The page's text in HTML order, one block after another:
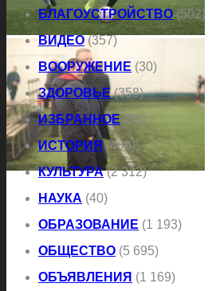
БЛАГОУСТРОЙСТВО(502)
ВИДЕО(357)
ВООРУЖЕНИЕ (30)
ЗДОРОВЬЕ(358)
ИЗБРАННОЕ (55)
ИСТОРИЯ(489)
КУЛЬТУРА(2 312)
НАУКА (40)
ОБРАЗОВАНИЕ (1 193)
ОБЩЕСТВО (5 695)
ОБЪЯВЛЕНИЯ (1 169)